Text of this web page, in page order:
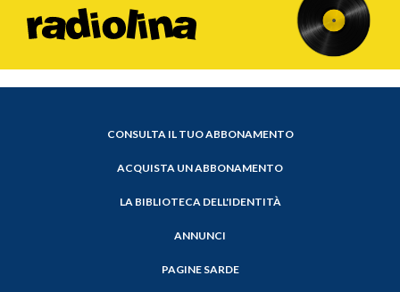
CONSULTA IL TUO ABBONAMENTO
ACQUISTA UN ABBONAMENTO
LA BIBLIOTECA DELL'IDENTITÀ
ANNUNCI
PAGINE SARDE